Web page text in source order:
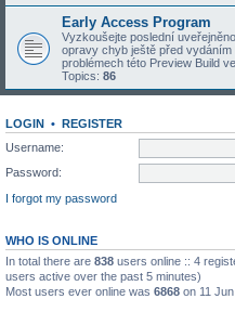
Early Access Program
Vyzkoušejte poslední
opravy chyb ještě před
problémech této Preview Build
Topics: 86
LOGIN • REGISTER
Username:
Password:
I forgot my password
WHO IS ONLINE
In total there are 838 users online :: 4
users active over the past 5 minutes)
Most users ever online was 6868 on 11